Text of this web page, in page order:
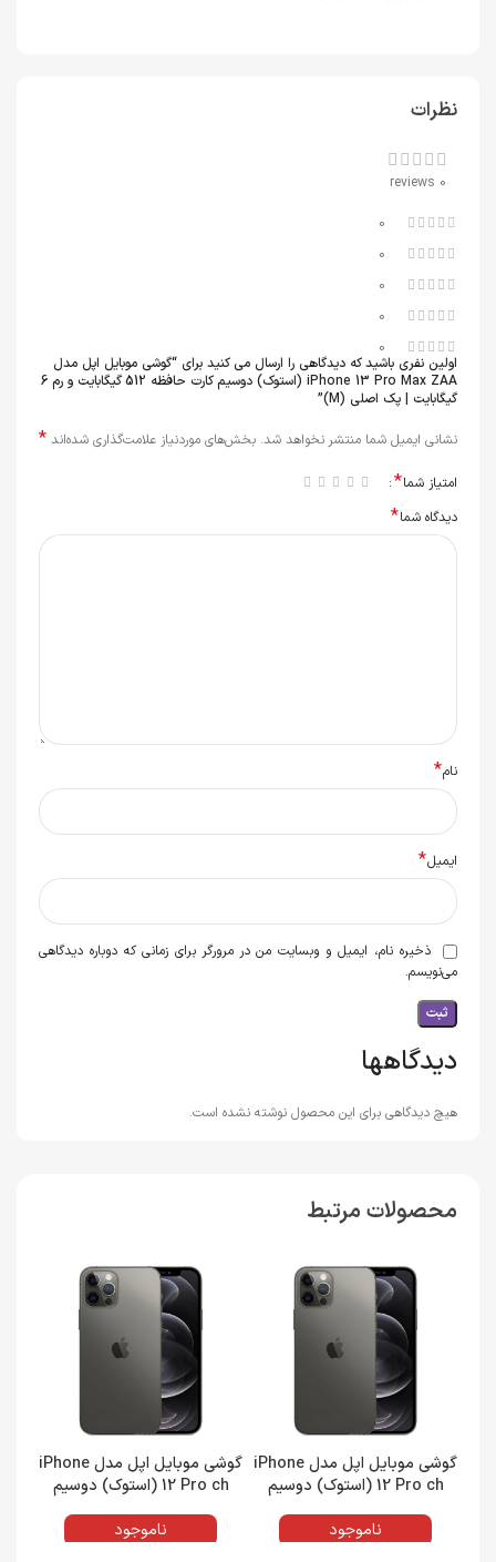
نظرات
0 reviews
0
0
0
0
0
دیدگاهها
هیچ دیدگاهی برای این محصول نوشته نشده است.
اولین نفری باشید که دیدگاهی را ارسال می کنید برای “گوشی موبایل اپل مدل
iPhone 13 Pro Max ZAA (استوک) دوسیم کارت حافظه 512 گیگابایت و رم 6
گیگابایت | پک اصلی (M)”
نشانی ایمیل شما منتشر نخواهد شد. بخش‌های موردنیاز علامت‌گذاری شده‌اند *
امتیاز شما*
دیدگاه شما*
نام*
ایمیل*
ذخیره نام، ایمیل و وبسایت من در مرورگر برای زمانی که دوباره دیدگاهی
می‌نویسم.
محصولات مرتبط
گوشی موبایل اپل مدل iPhone
12 Pro ch (استوک) دوسیم
ناموجود
گوشی موبایل اپل مدل iPhone
12 Pro ch (استوک) دوسیم
ناموجود